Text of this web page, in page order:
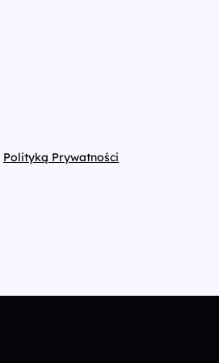
Polityką Prywatności